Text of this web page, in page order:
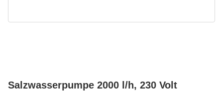
Salzwasserpumpe 2000 l/h, 230 Volt